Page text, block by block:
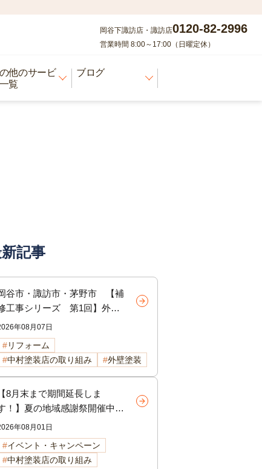
岡谷下諏訪店・諏訪店0120-82-2996
営業時間 8:00～17:00（日曜定休）
他のサービ
覧
ブログ
記事
谷市・諏訪市・茅野市 【補
工事シリーズ 第1回】外壁
ひび割れは危険？クラック補
の重要性と放置するリスクを
底解説
年08月07日
リフォーム
中村塗装店の取り組み
外壁塗装
【8月末まで期間延長しま
！】夏の地域感謝祭開催中！
壁・屋根リフォームをご検討
の方へ
年08月01日
イベント・キャンペーン
中村塗装店の取り組み